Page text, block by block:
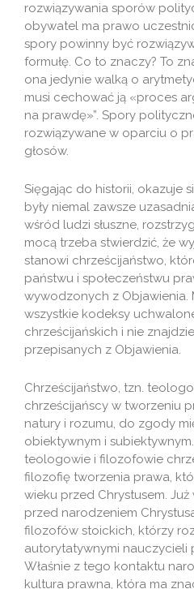
rozwiązywania sporów
obywatel ma prawo
spory powinny być
formułę. Co to znaczy? To
ona jedynie walką o
musi cechować ją «proces
na prawdę»”. Spory
rozwiązywane w oparciu o
głosów.
Sięgając do historii, okazuje
były niemal zawsze
wśród ludzi słuszne,
mocą trzeba stwierdzić, że
stanowi chrześcijaństwo,
państwu i społeczeństwu
wywodzonych z Objawienia.
wszystkie kodeksy
chrześcijańskich i nie
przepisanych z Objawienia.
Chrześcijaństwo, tzn.
chrześcijańscy w tworzeniu
natury i rozumu, do zgody
obiektywnym i
teologowie i filozofowie
filozofię tworzenia prawa,
wieku przed Chrystusem.
przed narodzeniem
filozofów stoickich, którzy
autorytatywnymi nauczycieli
Właśnie z tego kontaktu
kultura prawna, która ma